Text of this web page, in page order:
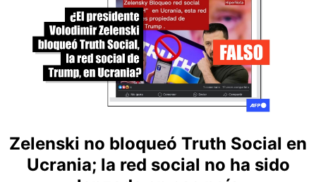
Zelenski no bloqueó Truth Social en
Ucrania; la red social no ha sido